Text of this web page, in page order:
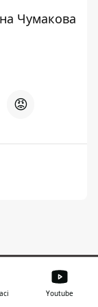
Чумакова
😡
Youtube